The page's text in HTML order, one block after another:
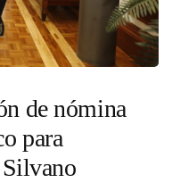
de nómina
para